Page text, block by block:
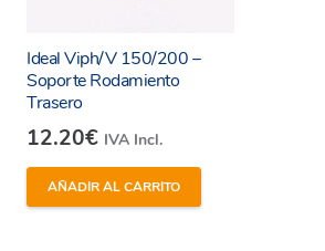
Ideal Viph/V 150/200 –
Soporte Rodamiento
Trasero
12.20€ IVA Incl.
AÑADIR AL CARRITO